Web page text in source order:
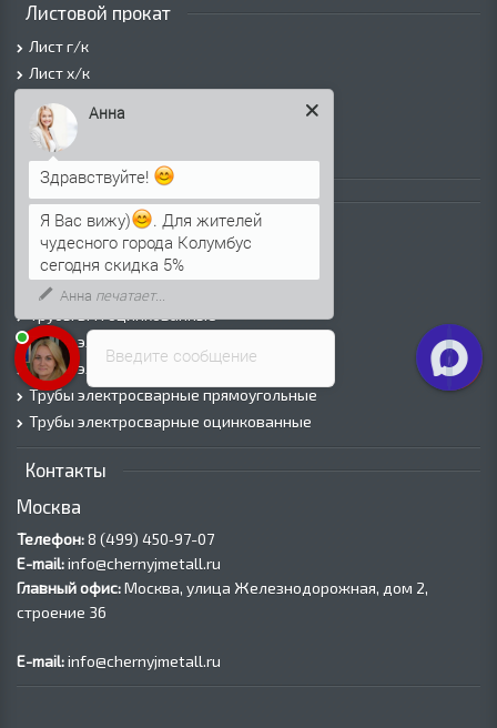
Листовой прокат
Лист г/к
Лист х/к
Просечно-вытяжной лист (ПВЛ)
Лист рифленый
Лист оцинкованный
Трубы
Трубы горячедеформированные
Труба холоднодеформированная
Трубы ВГП (Водогазопроводные)
Трубы электросварные круглые
Трубы электросварные квадратные
Трубы электросварные прямоугольные
Трубы электросварные оцинкованные
Контакты
Москва
Телефон:8 (499) 450‑97-07
E-mail:info@chernyjmetall.ru
Главный офис:Москва, улица Железнодорожная, дом 2,
строение 36
E-mail:info@chernyjmetall.ru
Введите сообщение
Анна
Здравствуйте!
Я Вас вижу)
. Для жителей
чудесного города Колумбус
сегодня скидка 5%
Анна печатает...